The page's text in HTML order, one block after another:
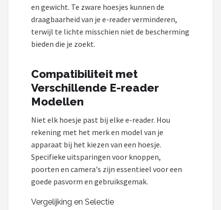
en gewicht. Te zware hoesjes kunnen de
draagbaarheid van je e-reader verminderen,
terwijl te lichte misschien niet de bescherming
bieden die je zoekt.
Compatibiliteit met
Verschillende E-reader
Modellen
Niet elk hoesje past bij elke e-reader. Hou
rekening met het merk en model van je
apparaat bij het kiezen van een hoesje.
Specifieke uitsparingen voor knoppen,
poorten en camera's zijn essentieel voor een
goede pasvorm en gebruiksgemak.
Vergelijking en Selectie